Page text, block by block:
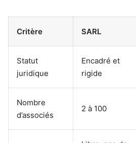
Critère SARL
Statut
juridique
Encadré et
rigide
Nombre
d’associés
2 à 100